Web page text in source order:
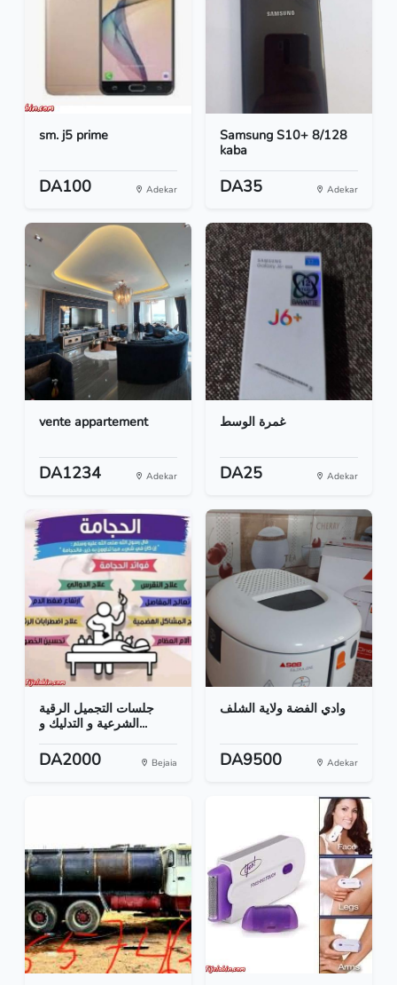
sm. j5 prime
DA100 Adekar
Samsung S10+ 8/128
kaba
DA35 Adekar
vente appartement
DA1234 Adekar
غمرة الوسط
DA25 Adekar
جلسات التجميل الرقية
الشرعية و التدليك و...
DA2000 Bejaia
وادي الفضة ولاية الشلف
DA9500 Adekar